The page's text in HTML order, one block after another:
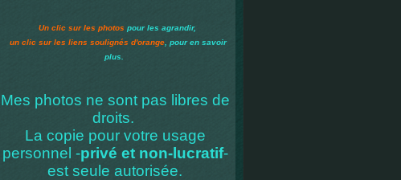
Un clic sur les photos pour les agrandir,
un clic sur les liens soulignés d'orange , pour en savoir
plus.
Mes photos ne sont pas libres de
droits.
La copie pour votre usage
personnel -privé et non-lucratif-
est seule autorisée.